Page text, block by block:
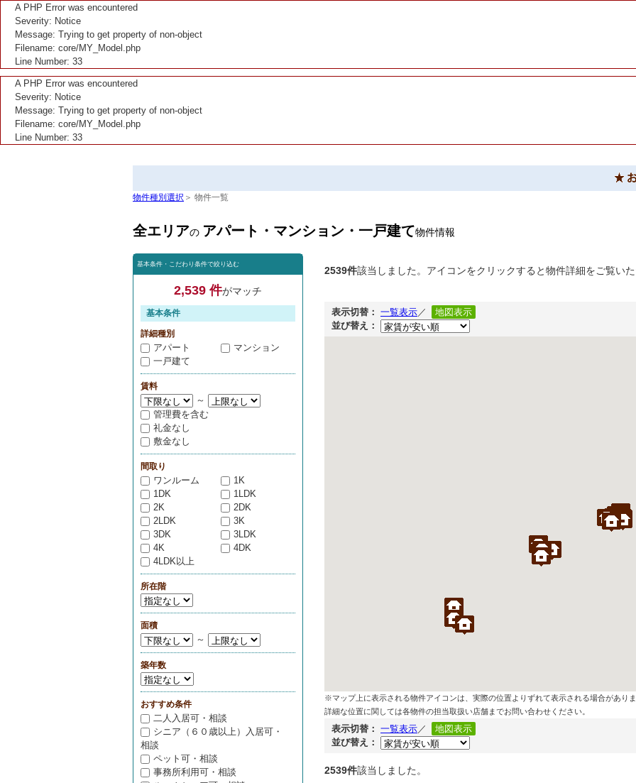
A PHP Error was encountered
Severity: Notice
Message: Trying to get property of non-object
Filename: core/MY_Model.php
Line Number: 33
A PHP Error was encountered
Severity: Notice
Message: Trying to get property of non-object
Filename: core/MY_Model.php
Line Number: 33
物件種別選択 ＞ 物件一覧
全エリアの アパート・マンション・一戸建て物件情報
2539件該当しました。アイコンをクリックすると物件詳細をご覧い
表示切替： 一覧表示／
地図表示
並び替え：
※マップ上に表示される物件アイコンは、実際の位置よりずれて表示される場合があり
詳細な位置に関しては各物件の担当取扱い店舗までお問い合わせください。
表示切替： 一覧表示／
地図表示
並び替え：
2539件該当しました。
基本条件・こだわり条件で絞り込む
2,539 件がマッチ
基本条件
詳細種別
アパート
マンション
一戸建て
賃料
～
管理費を含む
礼金なし
敷金なし
間取り
ワンルーム
1K
1DK
1LDK
2K
2DK
2LDK
3K
3DK
3LDK
4K
4DK
4LDK以上
所在階
面積
～
築年数
おすすめ条件
二人入居可・相談
シニア（６０歳以上）入居可・
相談
ペット可・相談
事務所利用可・相談